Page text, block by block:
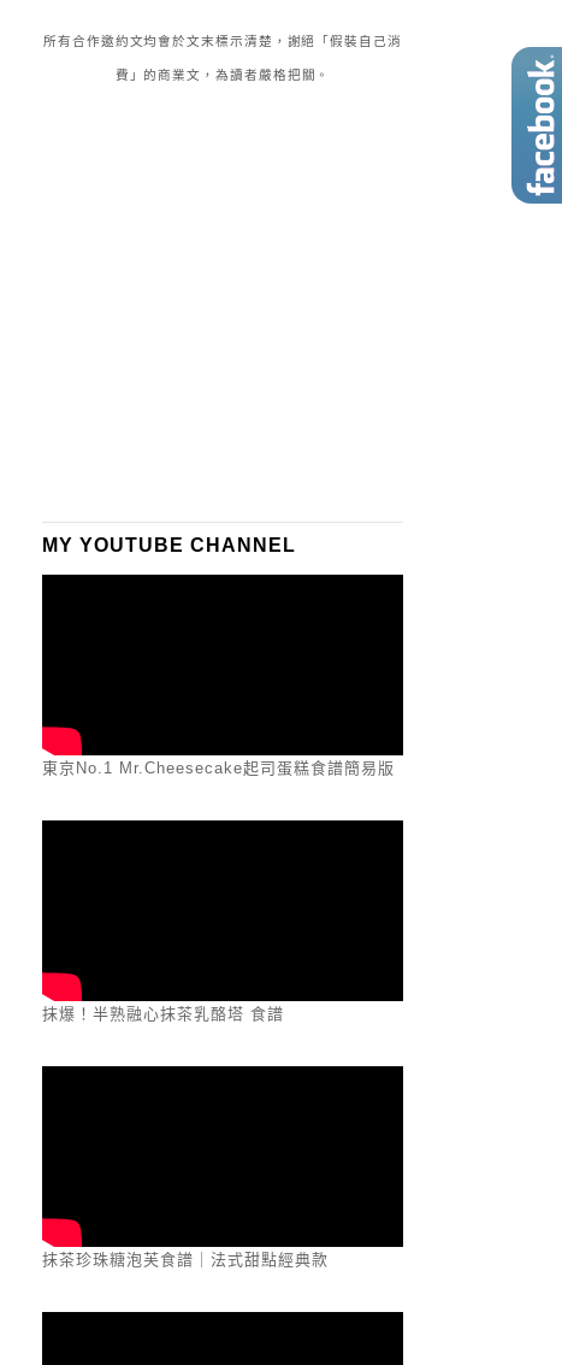
所有合作邀約文均會於文末標示清楚，謝絕「假裝自己消
費」的商業文，為讀者嚴格把關。
MY YOUTUBE CHANNEL
東京No.1 Mr.Cheesecake起司蛋糕食譜簡易版
抹爆！半熟融心抹茶乳酪塔 食譜
抹茶珍珠糖泡芙食譜｜法式甜點經典款